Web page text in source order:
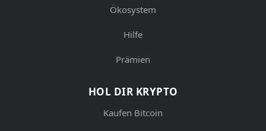
Ökosystem
Hilfe
Prämien
HOL DIR KRYPTO
Kaufen Bitcoin